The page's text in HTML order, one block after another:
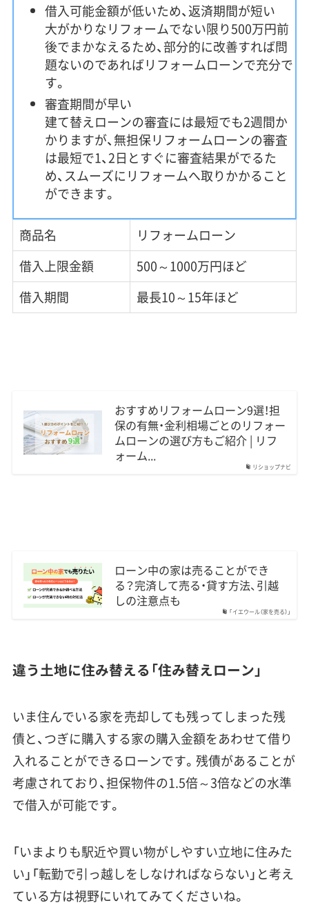
借入可能金額が低いため、返済期間が短い
大がかりなリフォームでない限り500万円前
後でまかなえるため、部分的に改善すれば問
題ないのであればリフォームローンで充分で
す。
審査期間が早い
建て替えローンの審査には最短でも2週間か
かりますが、無担保リフォームローンの審査
は最短で1、2日とすぐに審査結果がでるた
め、スムーズにリフォームへ取りかかること
ができます。
商品名
リフォームローン
借入上限金額
500～1000万円ほど
借入期間
最長10～15年ほど
リショップナビ
おすすめリフォームローン9選！担
保の有無・金利相場ごとのリフォー
ムローンの選び方もご紹介 | リフ
ォーム...
「イエウール（家を売る）」
ローン中の家は売ることができ
る？完済して売る・貸す方法、引越
しの注意点も
違う土地に住み替える「住み替えローン」
いま住んでいる家を売却しても残ってしまった残
債と、つぎに購入する家の購入金額をあわせて借り
入れることができるローンです。残債があることが
考慮されており、担保物件の1.5倍～3倍などの水準
で借入が可能です。
「いまよりも駅近や買い物がしやすい立地に住みた
い」「転勤で引っ越しをしなければならない」と考え
ている方は視野にいれてみてくださいね。